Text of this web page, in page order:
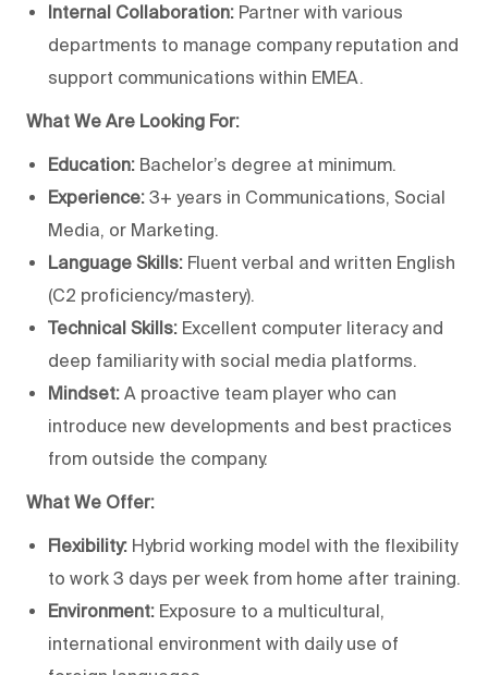
Internal Collaboration: Partner with various
departments to manage company reputation and
support communications within EMEA.
What We Are Looking For:
Education: Bachelor’s degree at minimum.
Experience: 3+ years in Communications, Social
Media, or Marketing.
Language Skills: Fluent verbal and written English
(C2 proficiency/mastery).
Technical Skills: Excellent computer literacy and
deep familiarity with social media platforms.
Mindset: A proactive team player who can
introduce new developments and best practices
from outside the company.
What We Offer:
Flexibility: Hybrid working model with the flexibility
to work 3 days per week from home after training.
Environment: Exposure to a multicultural,
international environment with daily use of